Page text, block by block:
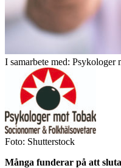
I samarbete med: Psykologer
Foto: Shutterstock
Många funderar på att